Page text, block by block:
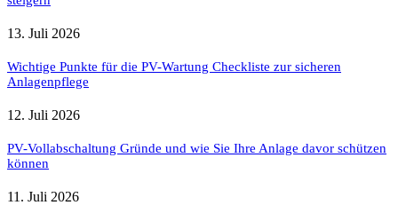
13. Juli 2026
Wichtige Punkte für die PV-Wartung Checkliste zur sicheren
Anlagenpflege
12. Juli 2026
PV-Vollabschaltung Gründe und wie Sie Ihre Anlage davor schützen
können
11. Juli 2026